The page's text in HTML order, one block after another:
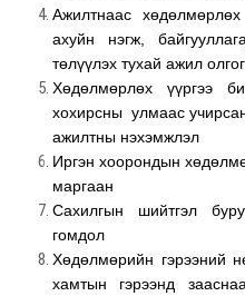
Ажилтнаас
ахуйн нэгж,
төлүүлэх тухай ажил
Хөдөлмөрлөх үүргээ
хохирсны улмаас
ажилтны нэхэмжлэл
Иргэн хоорондын
маргаан
Сахилгын шийтгэл
гомдол
Хөдөлмөрийн гэрээний
хамтын гэрээнд